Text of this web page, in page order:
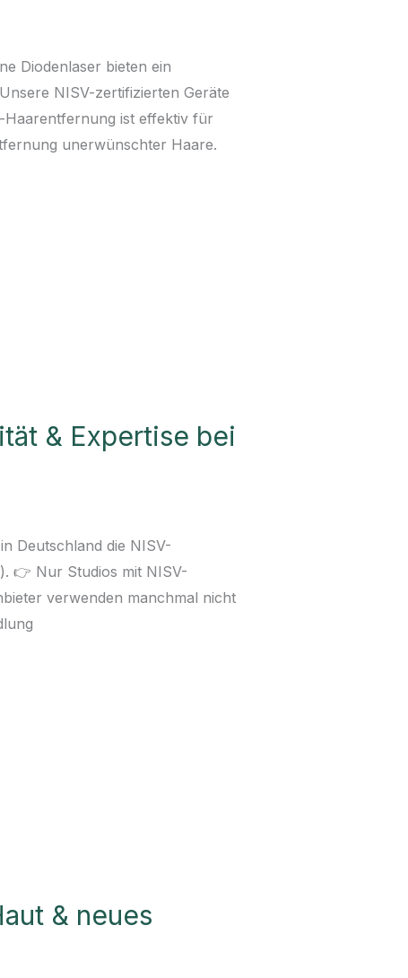
Diodenlaser bieten ein
NISV-zertifizierten Geräte
Haarentfernung ist effektiv für
unerwünschter Haare.
& Expertise bei
Deutschland die NISV-
👉 Nur Studios mit NISV-
verwenden manchmal nicht
& neues